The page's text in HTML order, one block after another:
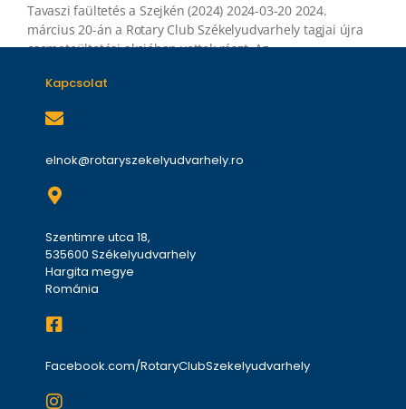
Tavaszi faültetés a Szejkén (2024) 2024-03-20 2024.
március 20-án a Rotary Club Székelyudvarhely tagjai újra
csemeteültetési akcióban vettek részt. Az...
Kapcsolat
elnok@rotaryszekelyudvarhely.ro
Szentimre utca 18,
535600 Székelyudvarhely
Hargita megye
Románia
Facebook.com/RotaryClubSzekelyudvarhely